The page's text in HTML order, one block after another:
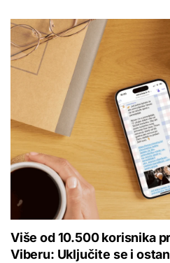
Više od 10.500 korisnika
Viberu: Uključite se i